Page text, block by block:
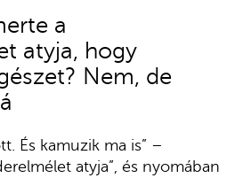
a
atyja, hogy
Nem, de
És kamuzik ma is” –
atyja”, és nyomában